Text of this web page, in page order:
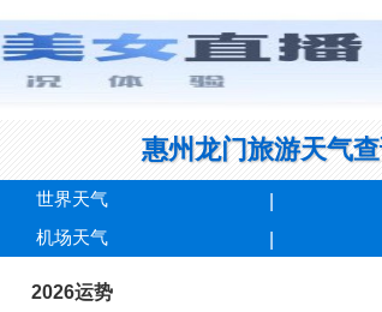
惠州龙门旅游天气
世界天气
机场天气
2026运势